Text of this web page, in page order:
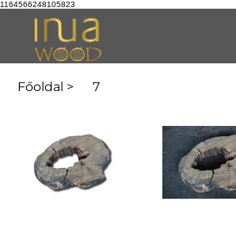
1164566248105823
Főoldal > 7